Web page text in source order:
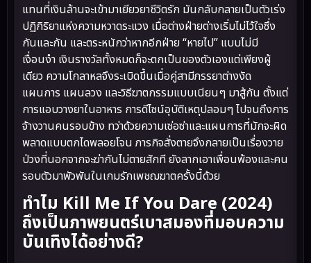
แทนที่เงินล้านจะเข้ามาเยียวยาชีวิตรัก มันกลับกลายเป็นตัวเร่ง
ปฏิกิริยาแห่งความหวาดระแวง เมื่อต่างฝ่ายต่างเริ่มไม่ไว้ใจซึ่ง
กันและกัน และตระหนักว่าหากอีกฝ่าย “หายไป” แบบไม่มี
เงื่อนงำ เงินรางวัลทั้งหมดก็จะตกเป็นของตัวเองแต่เพียงผู้
เดียว ความโกลาหลจึงระเบิดขึ้นเมื่อคู่สามีภรรยาต่างงัด
แผนการ แผนลวง และวิธีฆาตกรรมแบบเนียนๆ มาสู้กัน ตั้งแต่
การแอบวางยาในอาหาร การดีไซน์อุบัติเหตุปลอมๆ ไปจนถึงการ
จ้างวานคนรอบข้าง ทว่าด้วยความเซ่อซ่าและแผนการที่มักจะผิด
พลาดแบบตกไดพลอยโจน ภารกิจสั่งตายจึงกลายเป็นเรื่องวาย
ป่วงที่นอกจากจะฆ่ากันไม่ตายสักที ยังลากเอาเพื่อนพ้องและคน
รอบตัวมาพัวพันในเกมรักเพชฌฆาตครั้งนี้ด้วย
ทำไม Kill Me If You Dare (2024)
ถึงเป็นภาพยนตร์เบาสมองที่มอบความ
บันเทิงได้อย่างดี?